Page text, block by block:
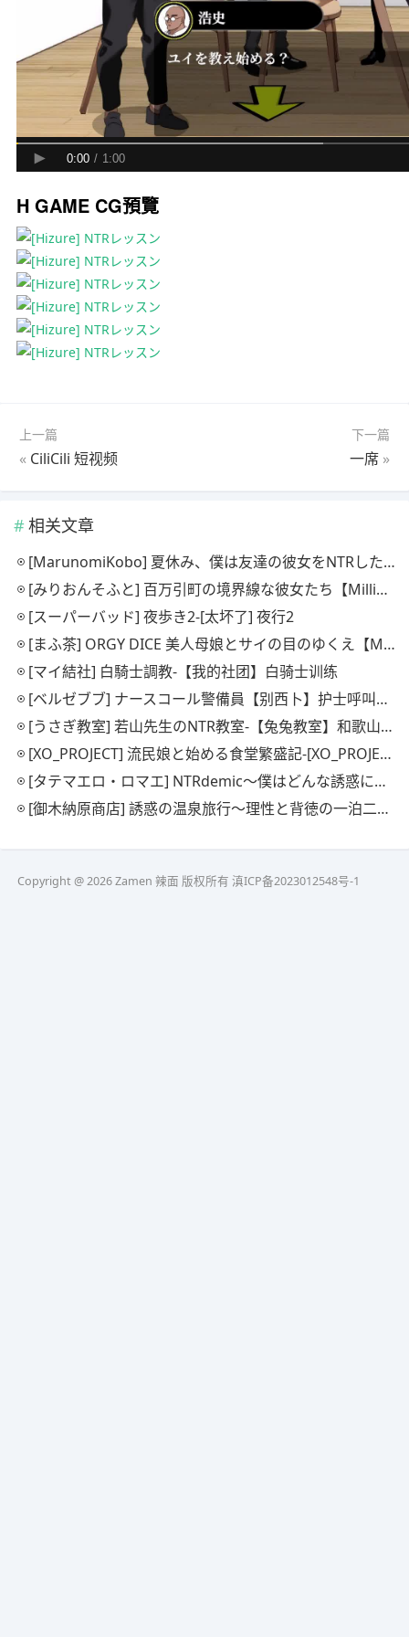
H GAME CG預覽
上一篇
« CiliCili 短视频
下一篇
一席 »
相关文章
[MarunomiKobo] 夏休み、僕は友達の彼女をNTRした[丸见工房] 暑假期间，我抢走了朋友的女朋友。
[みりおんそふと] 百万引町の境界線な彼女たち【Million Soft】百万引镇边界上的少女们
[スーパーバッド] 夜歩き2-[太坏了] 夜行2
[まふ茶] ORGY DICE 美人母娘とサイの目のゆくえ【Mafucha】狂欢骰子：美丽母女与骰子的命运
[マイ結社] 白騎士調教-【我的社团】白骑士训练
[ベルゼブブ] ナースコール警備員【别西卜】护士呼叫保安
[うさぎ教室] 若山先生のNTR教室-【兔兔教室】和歌山老师的NTR教室
[XO_PROJECT] 流民娘と始める食堂繁盛記-[XO_PROJECT] 与一位难民女孩共同创办成功餐厅的故事
[タテマエロ・ロマエ] NTRdemic〜僕はどんな誘惑にも屈せず彼女を救い出す〜[Tatemaero Romae] NTRdemic ~我不会屈服于任何诱惑，我一定会救她~
[御木納原商店] 誘惑の温泉旅行～理性と背徳の一泊二日～【野原美纪书店】诱人的温泉之旅——两天一夜的理性与不道德
Copyright @ 2026 Zamen 辣面 版权所有 滇ICP备2023012548号-1